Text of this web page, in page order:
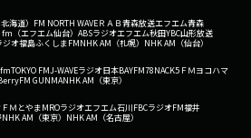
海道） FM NORTH WAVEＲＡＢ青森放送エフエム青森
（エフエム仙台） ABSラジオエフエム秋田YBC山形放送
ジオ福島ふくしまFMNHK AM（札幌） NHK AM（仙台）
TOKYO FMJ-WAVEラジオ日本BAYFM78NACK5 ＦＭヨコハマ
FM GUNMANHK AM（東京）
ＦＭとやまMROラジオエフエム石川FBCラジオFM福井
NHK AM（東京） NHK AM（名古屋）